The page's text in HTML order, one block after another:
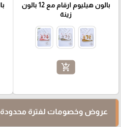
بالون هيليوم ارقام مع 12 بالون
زينة
add_shopping_cart
عروض وخصومات لفترة محدودة